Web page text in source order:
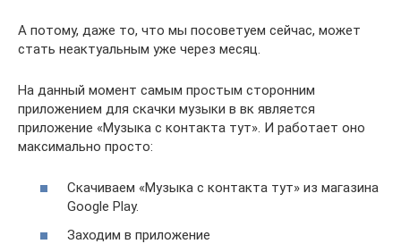
А потому, даже то, что мы посоветуем сейчас, может
стать неактуальным уже через месяц.
На данный момент самым простым сторонним
приложением для скачки музыки в вк является
приложение «Музыка с контакта тут». И работает оно
максимально просто:
Скачиваем «Музыка с контакта тут» из магазина
Google Play.
Заходим в приложение